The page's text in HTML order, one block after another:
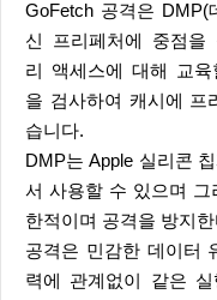
GoFetch 공격은 DMP(
신 프리페처에 중점을
리 액세스에 대해 교
을 검사하여 캐시에 프
습니다.
DMP는 Apple 실리콘
서 사용할 수 있으며 그
한적이며 공격을 방지
공격은 민감한 데이터
력에 관계없이 같은